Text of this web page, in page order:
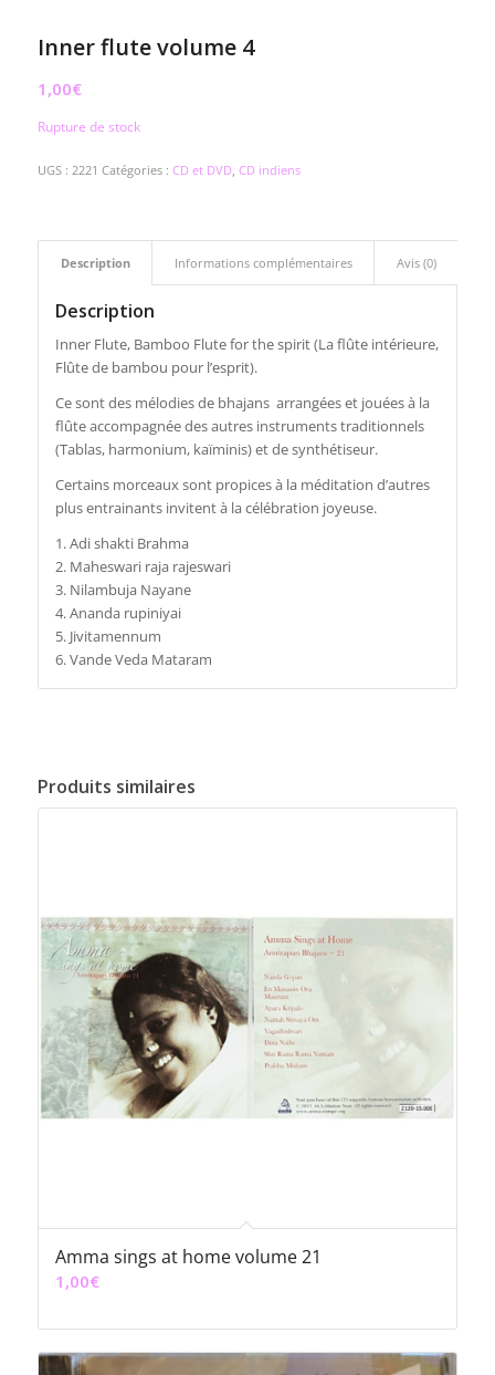
Inner flute volume 4
1,00€
Rupture de stock
UGS : 2221 Catégories : CD et DVD, CD indiens
Description Informations complémentaires Avis (0)
Description
Inner Flute, Bamboo Flute for the spirit (La flûte intérieure,
Flûte de bambou pour l’esprit).
Ce sont des mélodies de bhajans arrangées et jouées à la
flûte accompagnée des autres instruments traditionnels
(Tablas, harmonium, kaïminis) et de synthétiseur.
Certains morceaux sont propices à la méditation d’autres
plus entrainants invitent à la célébration joyeuse.
1. Adi shakti Brahma
2. Maheswari raja rajeswari
3. Nilambuja Nayane
4. Ananda rupiniyai
5. Jivitamennum
6. Vande Veda Mataram
Produits similaires
Amma sings at home volume 21
1,00€